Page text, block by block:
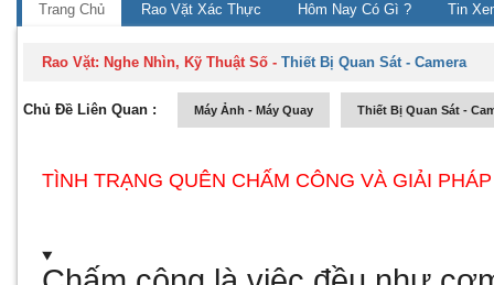
Trang Chủ Rao Vặt Xác Thực Hôm Nay Có Gì ? Tin
Rao Vặt: Nghe Nhìn, Kỹ Thuật Số -Thiết Bị Quan Sát - Camera
Chủ Đề Liên Quan : Máy Ảnh - Máy Quay Thiết Bị Quan Sát -
TÌNH TRẠNG QUÊN CHẤM CÔNG VÀ GIẢI